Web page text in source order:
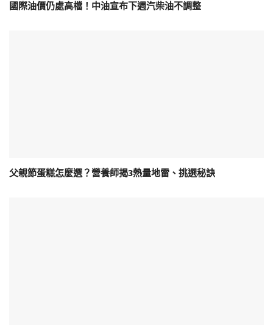
國際油價仍處高檔！中油宣布下週汽柴油不調整
父親節蛋糕怎麼選？營養師揭3熱量地雷、挑選秘訣